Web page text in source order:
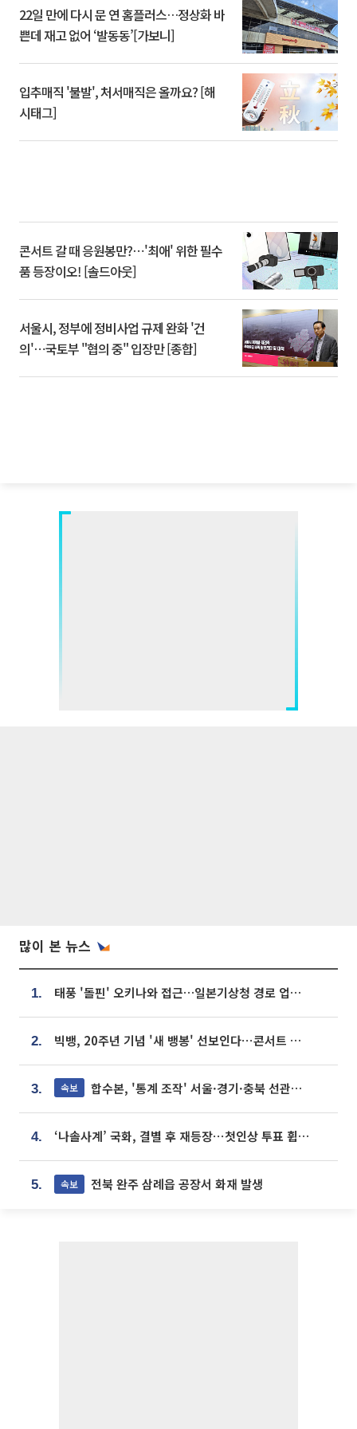
22일 만에 다시 문 연 홈플러스…정상화 바
쁜데 재고 없어 ‘발동동’[가보니]
입추매직 '불발', 처서매직은 올까요? [해
시태그]
콘서트 갈 때 응원봉만?⋯'최애' 위한 필수
품 등장이오! [솔드아웃]
서울시, 정부에 정비사업 규제 완화 '건
의'⋯국토부 "협의 중" 입장만 [종합]
많이 본 뉴스
1. 태풍 '돌핀' 오키나와 접근…일본기상청 경로 업데이트
2. 빅뱅, 20주년 기념 '새 뱅봉' 선보인다⋯콘서트 앞두고 팝업 개최
3. 속보 합수본, '통계 조작' 서울·경기·충북 선관위 등 추가 압수수색
4. ‘나솔사계’ 국화, 결별 후 재등장⋯첫인상 투표 휩쓸고 ‘인기녀’ 등극
5. 속보 전북 완주 삼례읍 공장서 화재 발생